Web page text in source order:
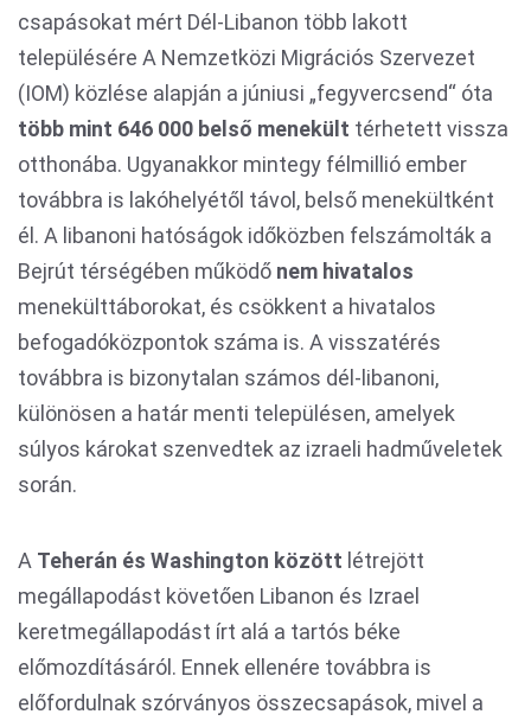
csapásokat mért Dél-Libanon több lakott
településére A Nemzetközi Migrációs Szervezet
(IOM) közlése alapján a júniusi „fegyvercsend“ óta
több mint 646 000 belső menekült térhetett vissza
otthonába. Ugyanakkor mintegy félmillió ember
továbbra is lakóhelyétől távol, belső menekültként
él. A libanoni hatóságok időközben felszámolták a
Bejrút térségében működő nem hivatalos
menekülttáborokat, és csökkent a hivatalos
befogadóközpontok száma is. A visszatérés
továbbra is bizonytalan számos dél-libanoni,
különösen a határ menti településen, amelyek
súlyos károkat szenvedtek az izraeli hadműveletek
során.
A Teherán és Washington között létrejött
megállapodást követően Libanon és Izrael
keretmegállapodást írt alá a tartós béke
előmozdításáról. Ennek ellenére továbbra is
előfordulnak szórványos összecsapások, mivel a